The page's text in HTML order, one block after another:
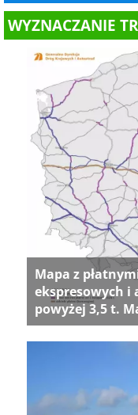
WYZNACZANIE
Mapa z
ekspresowych i
powyżej 3,5 t.